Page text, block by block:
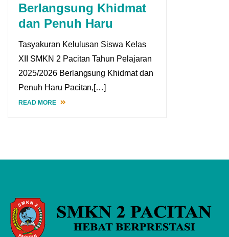
Berlangsung Khidmat
dan Penuh Haru
Tasyakuran Kelulusan Siswa Kelas
XII SMKN 2 Pacitan Tahun Pelajaran
2025/2026 Berlangsung Khidmat dan
Penuh Haru Pacitan,[…]
READ MORE